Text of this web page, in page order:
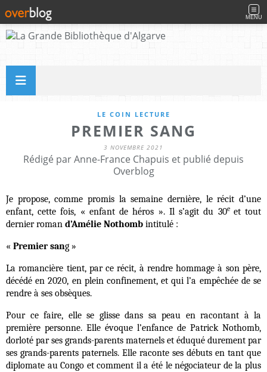
MENU
LE COIN LECTURE
PREMIER SANG
3 NOVEMBRE 2021
Rédigé par Anne-France Chapuis et publié depuis
Overblog
Je propose, comme promis la semaine dernière, le récit d’une
enfant, cette fois, « enfant de héros ». Il s’agit du 30e et tout
dernier roman d’Amélie Nothomb intitulé :
« Premier sang »
La romancière tient, par ce récit, à rendre hommage à son père,
décédé en 2020, en plein confinement, et qui l’a empêchée de se
rendre à ses obsèques.
Pour ce faire, elle se glisse dans sa peau en racontant à la
première personne. Elle évoque l’enfance de Patrick Nothomb,
dorloté par ses grands-parents maternels et éduqué durement par
ses grands-parents paternels. Elle raconte ses débuts en tant que
diplomate au Congo et comment il a été le négociateur de la plus